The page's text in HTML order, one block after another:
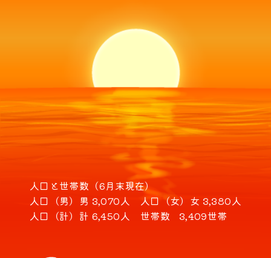
人口と世帯数（6月末現在）
人口（男） 男 3,070人 人口（女） 女 3,380人
人口（計） 計 6,450人 世帯数 3,409世帯